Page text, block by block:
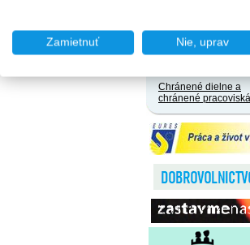
Agentúry dočasného
zamestnávania
Chránené dielne a
chránené pracoviská
Zamietnuť Nie, uprav